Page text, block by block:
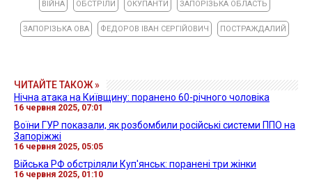
ВІЙНА ОБСТРІЛИ ОКУПАНТИ ЗАПОРІЗЬКА ОБЛАСТЬ
ЗАПОРІЗЬКА ОВА ФЕДОРОВ ІВАН СЕРГІЙОВИЧ ПОСТРАЖДАЛИЙ
ЧИТАЙТЕ ТАКОЖ »
Нічна атака на Київщину: поранено 60-річного чоловіка
16 червня 2025, 07:01
Воїни ГУР показали, як розбомбили російські системи ППО на
Запоріжжі
16 червня 2025, 05:05
Війська РФ обстріляли Куп'янськ: поранені три жінки
16 червня 2025, 01:10